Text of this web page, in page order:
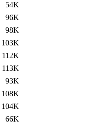
54K
96K
98K
103K
112K
113K
93K
108K
104K
66K